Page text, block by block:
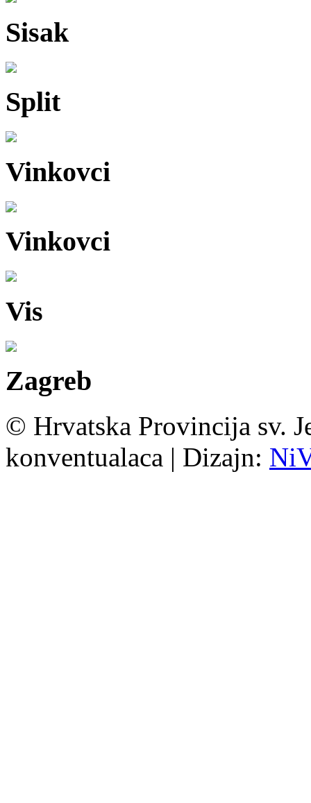
Sisak
Split
Vinkovci
Vinkovci
Vis
Zagreb
© Hrvatska Provincija sv.
konventualaca | Dizajn: